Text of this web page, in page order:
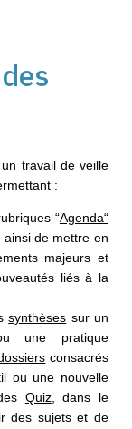
travail de veille
:
“Agenda“
de mettre en
majeurs et
liés à la
synthèses sur un
une pratique
consacrés
ou une nouvelle
Quiz, dans le
des sujets et de